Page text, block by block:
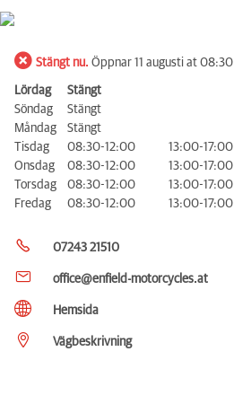
Stängt nu. Öppnar 11 augusti at 08:30
Lördag
Stängt
Söndag
Stängt
Måndag
Stängt
Tisdag
08:30-12:00
13:00-17:00
Onsdag
08:30-12:00
13:00-17:00
Torsdag
08:30-12:00
13:00-17:00
Fredag
08:30-12:00 13:00-17:00
07243 21510
office@enfield-motorcycles.at
Hemsida
Vägbeskrivning